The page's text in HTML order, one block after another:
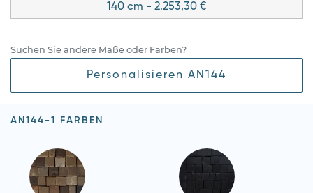
140 cm - 2.253,30 €
Suchen Sie andere Maße oder Farben?
Personalisieren AN144
AN144-1 FARBEN